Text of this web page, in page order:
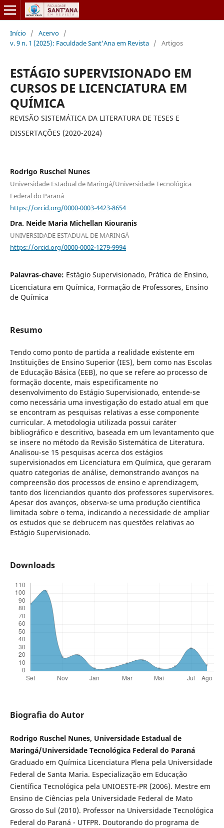
Início / Acervo /
v. 9 n. 1 (2025): Faculdade Sant'Ana em Revista / Artigos
ESTÁGIO SUPERVISIONADO EM
CURSOS DE LICENCIATURA EM
QUÍMICA
REVISÃO SISTEMÁTICA DA LITERATURA DE TESES E
DISSERTAÇÕES (2020-2024)
Rodrigo Ruschel Nunes
Universidade Estadual de Maringá/Universidade Tecnológica
Federal do Paraná
https://orcid.org/0000-0003-4423-8654
Dra. Neide Maria Michellan Kiouranis
UNIVERSIDADE ESTADUAL DE MARINGÁ
https://orcid.org/0000-0002-1279-9994
Palavras-chave: Estágio Supervisionado, Prática de Ensino,
Licenciatura em Química, Formação de Professores, Ensino
de Química
Resumo
Tendo como ponto de partida a realidade existente em
Instituições de Ensino Superior (IES), bem como nas Escolas
de Educação Básica (EEB), no que se refere ao processo de
formação docente, mais especificamente no
desenvolvimento do Estágio Supervisionado, entende-se
como necessária uma investigação do estado atual em que
se encontram as pesquisas relativas a esse componente
curricular. A metodologia utilizada possui caráter
bibliográfico e descritivo, baseada em um levantamento que
se insere no método da Revisão Sistemática de Literatura.
Analisou-se 15 pesquisas acerca dos estágios
supervisionados em Licenciatura em Química, que geraram
quatro categorias de análise, demonstrando avanços na
compreensão dos processos de ensino e aprendizagem,
tanto dos licenciandos quanto dos professores supervisores.
Apesar dos avanços, observa-se uma produção científica
limitada sobre o tema, indicando a necessidade de ampliar
os estudos que se debrucem nas questões relativas ao
Estágio Supervisionado.
Downloads
Biografia do Autor
Rodrigo Ruschel Nunes, Universidade Estadual de
Maringá/Universidade Tecnológica Federal do Paraná
Graduado em Química Licenciatura Plena pela Universidade
Federal de Santa Maria. Especialização em Educação
Científica Tecnológica pela UNIOESTE-PR (2006). Mestre em
Ensino de Ciências pela Universidade Federal de Mato
Grosso do Sul (2010). Professor na Universidade Tecnológica
Federal do Paraná - UTFPR. Doutorando do programa de